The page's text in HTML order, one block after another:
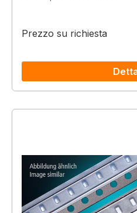
Prezzo su richiesta